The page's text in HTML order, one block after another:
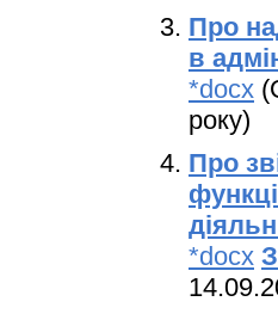
Про
в
*docx
року)
Про
*docx